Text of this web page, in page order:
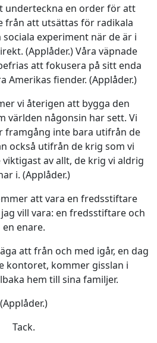
underteckna en order för att
från att utsättas för radikala
experiment när de är i
(Applåder.) Våra väpnade
att fokusera på sitt enda
Amerikas fiender. (Applåder.)
vi återigen att bygga den
världen någonsin har sett. Vi
framgång inte bara utifrån de
också utifrån de krig som vi
av allt, de krig vi aldrig
i. (Applåder.)
att vara en fredsstiftare
vill vara: en fredsstiftare och
en enare.
att från och med igår, en dag
kontoret, kommer gisslan i
hem till sina familjer.
(Applåder.)
Tack.